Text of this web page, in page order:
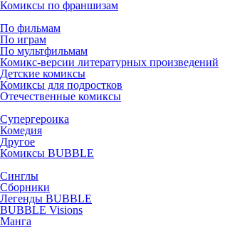
Комиксы по франшизам
По фильмам
По играм
По мультфильмам
Комикс-версии литературных произведений
Детские комиксы
Комиксы для подростков
Отечественные комиксы
Супергероика
Комедия
Другое
Комиксы BUBBLE
Синглы
Сборники
Легенды BUBBLE
BUBBLE Visions
Манга